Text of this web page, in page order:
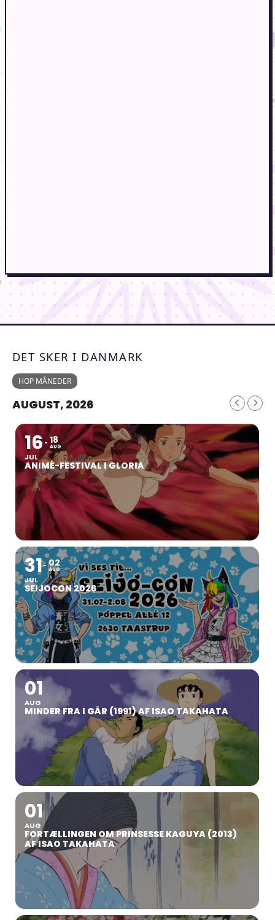
DET SKER I DANMARK
HOP MÅNEDER
AUGUST, 2026
16
JUL
18
AUG
ANIMÉ-FESTIVAL I GLORIA
31
JUL
02
AUG
SEIJOCON 2026
01
AUG
MINDER FRA I GÅR (1991) AF ISAO TAKAHATA
01
AUG
FORTÆLLINGEN OM PRINSESSE KAGUYA (2013)
AF ISAO TAKAHATA